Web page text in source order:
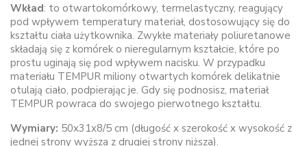
Wkład: to otwartokomórkowy, termelastyczny, reagujący
pod wpływem temperatury materiał, dostosowujący się do
kształtu ciała użytkownika. Zwykłe materiały poliuretanowe
składają się z komórek o nieregularnym kształcie, które po
prostu uginają się pod wpływem nacisku. W przypadku
materiału TEMPUR miliony otwartych komórek delikatnie
otulają ciało, podpierając je. Gdy się podnosisz, materiał
TEMPUR powraca do swojego pierwotnego kształtu.
Wymiary: 50x31x8/5 cm (długość x szerokość x wysokość z
jednej strony wyższa z drugiej strony niższa).